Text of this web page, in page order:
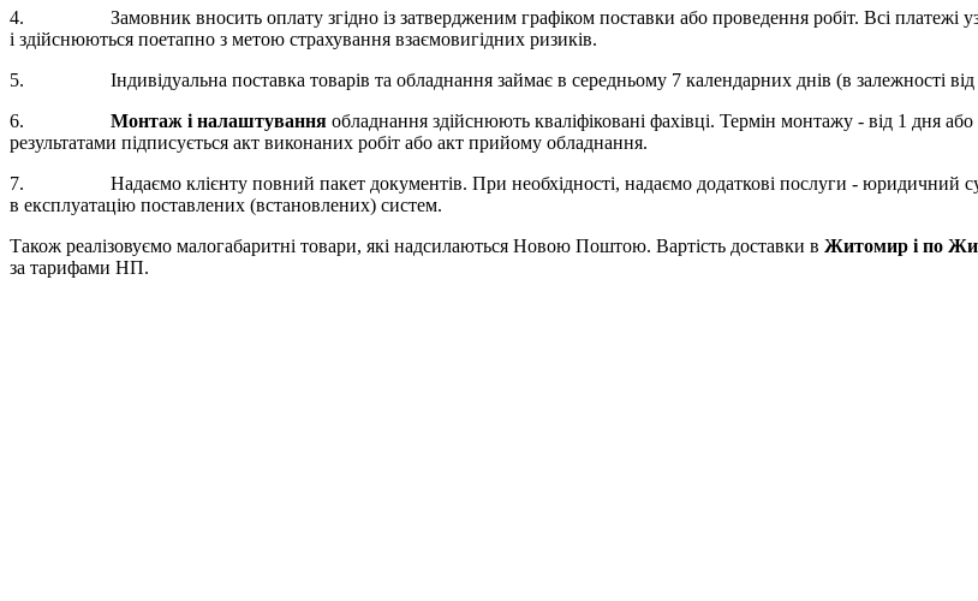
4. Замовник вносить оплату згідно із затвердженим графіком поставки або проведення робіт. Всі платежі
і здійснюються поетапно з метою страхування взаємовигідних ризиків.
5. Індивідуальна поставка товарів та обладнання займає в середньому 7 календарних днів (в залежності від
6. Монтаж і налаштування обладнання здійснюють кваліфіковані фахівці. Термін монтажу - від 1 дня
результатами підписується акт виконаних робіт або акт прийому обладнання.
7. Надаємо клієнту повний пакет документів. При необхідності, надаємо додаткові послуги - юридичний
в експлуатацію поставлених (встановлених) систем.
Також реалізовуємо малогабаритні товари, які надсилаються Новою Поштою. Вартість доставки в Житомир і по
за тарифами НП.